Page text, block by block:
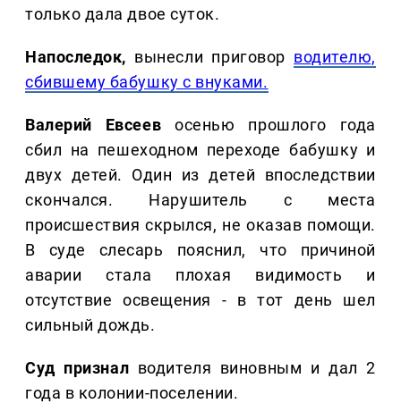
только дала двое суток.
Напоследок, вынесли приговор водителю,
сбившему бабушку с внуками.
Валерий Евсеев осенью прошлого года
сбил на пешеходном переходе бабушку и
двух детей. Один из детей впоследствии
скончался. Нарушитель с места
происшествия скрылся, не оказав помощи.
В суде слесарь пояснил, что причиной
аварии стала плохая видимость и
отсутствие освещения - в тот день шел
сильный дождь.
Суд признал водителя виновным и дал 2
года в колонии-поселении.